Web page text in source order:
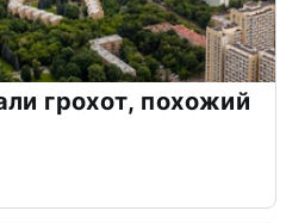
грохот, похожий